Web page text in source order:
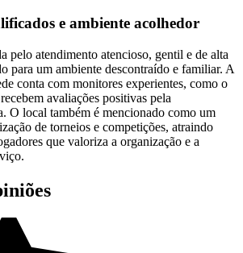
e ambiente acolhedor
pelo atendimento atencioso, gentil e de alta
para um ambiente descontraído e familiar. A
conta com monitores experientes, como o
avaliações positivas pela
O local também é mencionado como um
de torneios e competições, atraindo
que valoriza a organização e a